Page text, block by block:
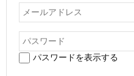
パスワードを表示する